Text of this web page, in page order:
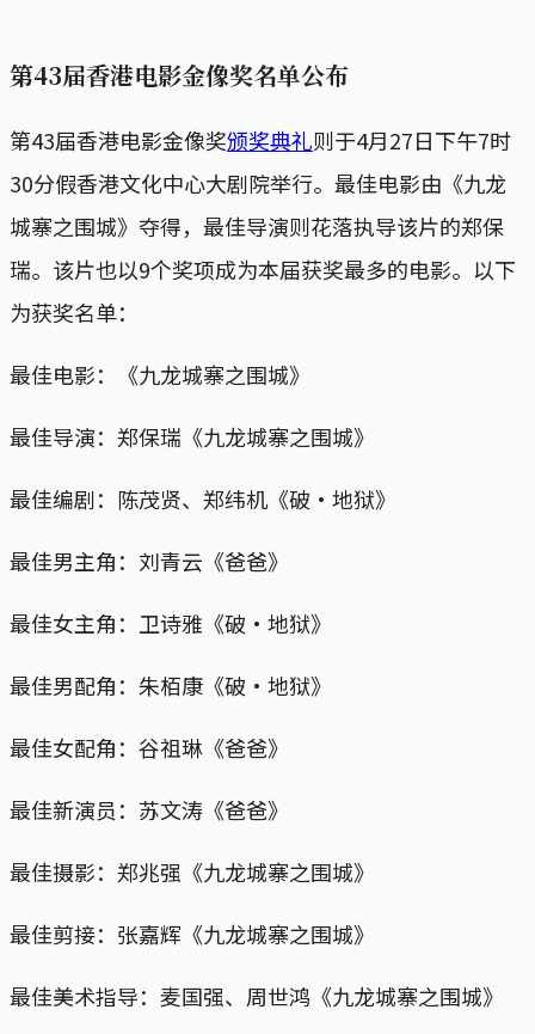
第43届香港电影金像奖名单公布
第43届香港电影金像奖颁奖典礼则于4月27日下午7时
30分假香港文化中心大剧院举行。最佳电影由《九龙
城寨之围城》夺得，最佳导演则花落执导该片的郑保
瑞。该片也以9个奖项成为本届获奖最多的电影。以下
为获奖名单：
最佳电影：《九龙城寨之围城》
最佳导演：郑保瑞《九龙城寨之围城》
最佳编剧：陈茂贤、郑纬机《破・地狱》
最佳男主角：刘青云《爸爸》
最佳女主角：卫诗雅《破・地狱》
最佳男配角：朱栢康《破・地狱》
最佳女配角：谷祖琳《爸爸》
最佳新演员：苏文涛《爸爸》
最佳摄影：郑兆强《九龙城寨之围城》
最佳剪接：张嘉辉《九龙城寨之围城》
最佳美术指导：麦国强、周世鸿《九龙城寨之围城》